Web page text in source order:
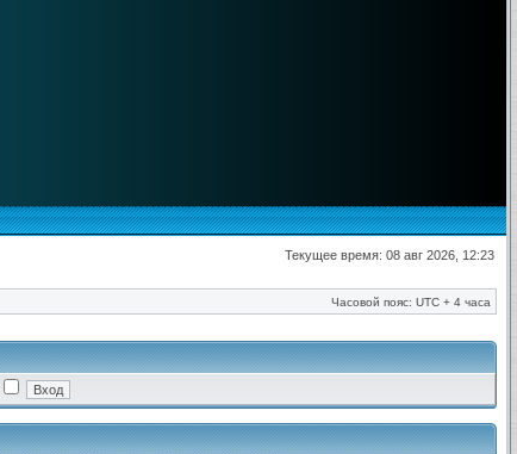
Текущее время: 08 авг 2026, 12:23
Часовой пояс: UTC + 4 часа